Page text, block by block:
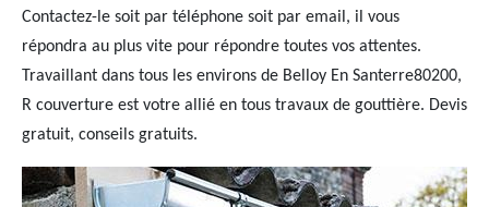
Contactez-le soit par téléphone soit par email, il vous
répondra au plus vite pour répondre toutes vos attentes.
Travaillant dans tous les environs de Belloy En Santerre80200,
R couverture est votre allié en tous travaux de gouttière. Devis
gratuit, conseils gratuits.